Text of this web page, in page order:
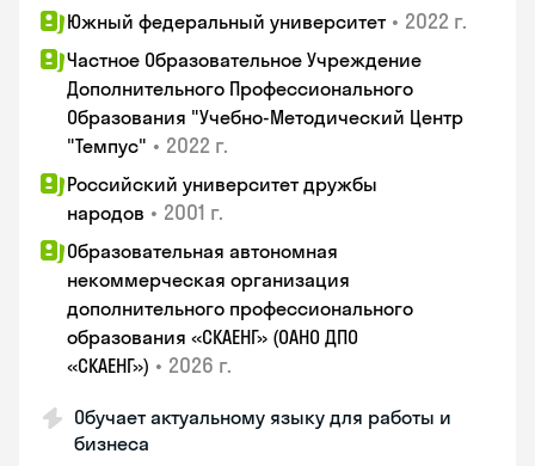
Южный федеральный университет • 2022 г.
Частное Образовательное Учреждение
Дополнительного Профессионального
Образования "Учебно-Методический Центр
"Темпус" • 2022 г.
Российский университет дружбы
народов • 2001 г.
Образовательная автономная
некоммерческая организация
дополнительного профессионального
образования «СКАЕНГ» (ОАНО ДПО
«СКАЕНГ») • 2026 г.
Обучает актуальному языку для работы и
бизнеса